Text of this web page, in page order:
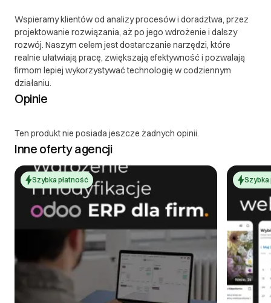
Wspieramy klientów od analizy procesów i doradztwa, przez
projektowanie rozwiązania, aż po jego wdrożenie i dalszy
rozwój. Naszym celem jest dostarczanie narzędzi, które
realnie ułatwiają pracę, zwiększają efektywność i pozwalają
firmom lepiej wykorzystywać technologię w codziennym
działaniu.
Opinie
Ten produkt nie posiada jeszcze żadnych opinii.
Inne oferty agencji
Szybka płatność Szybka